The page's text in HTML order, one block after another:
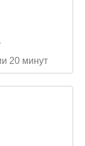
20 минут